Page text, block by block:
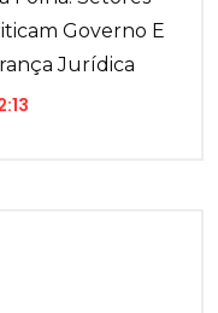
Governo E
Jurídica